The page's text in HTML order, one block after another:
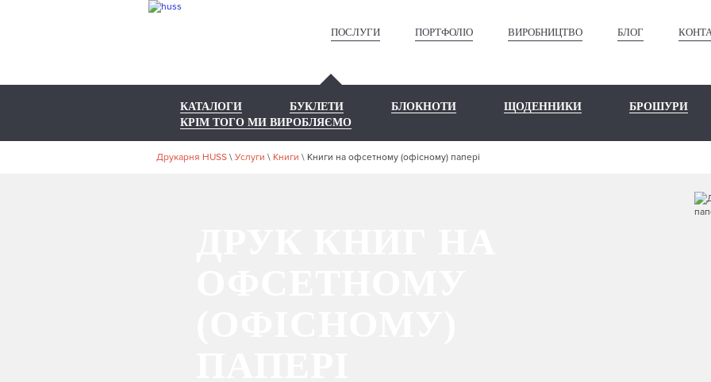
ПОСЛУГИ ПОРТФОЛІО ВИРОБНИЦТВО БЛОГ
КАТАЛОГИ БУКЛЕТИ БЛОКНОТИ ЩОДЕННИКИ БРОШУРИ
КРІМ ТОГО МИ ВИРОБЛЯЄМО
Друкарня HUSS \ Услуги \ Книги \ Книги на офсетному (офісному) папері